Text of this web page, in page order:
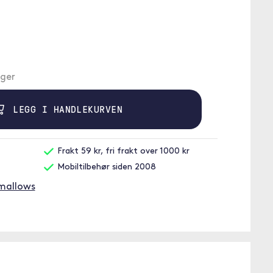
LEGG I HANDLEKURVEN
Frakt 59 kr, fri frakt over 1000 kr
Mobiltilbehør siden 2008